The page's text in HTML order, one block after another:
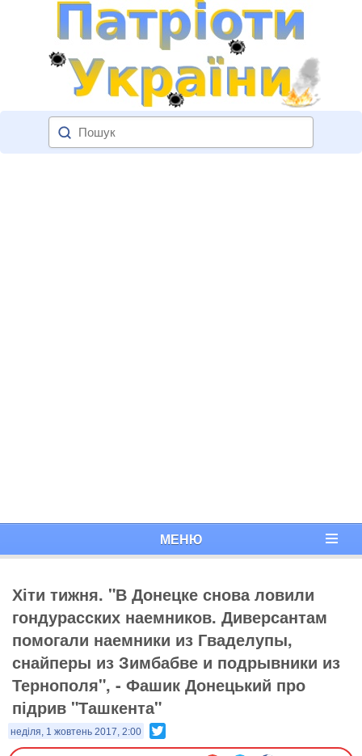
МЕНЮ
Хіти тижня. "В Донецке снова ловили
гондурасских наемников. Диверсантам
помогали наемники из Гваделупы,
снайперы из Зимбабве и подрывники из
Тернополя", - Фашик Донецький про
підрив "Ташкента"
неділя, 1 жовтень 2017, 2:00